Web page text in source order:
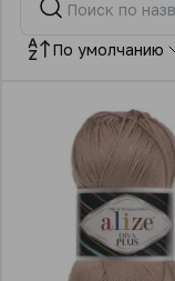
По умолчанию